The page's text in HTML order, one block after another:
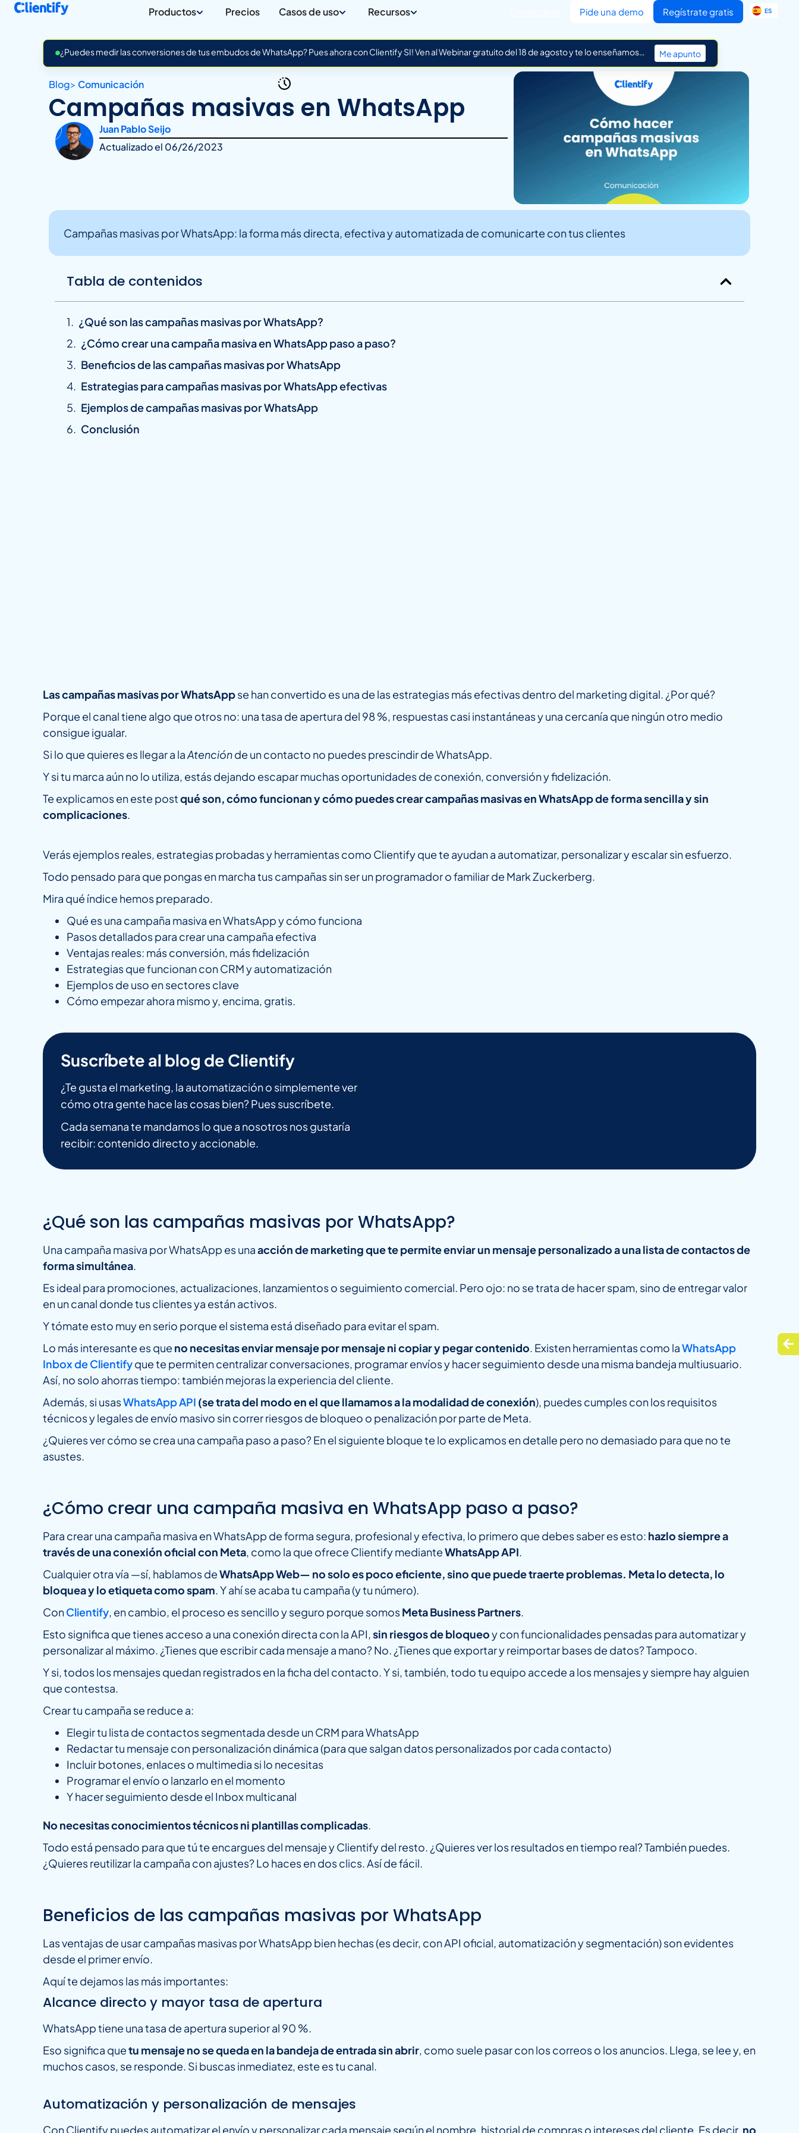
Productos Precios Casos de uso Recursos Pide una demo Regístrate gratis ES
IT
¿Puedes medir las conversiones de tus embudos de WhatsApp? Pues ahora con Clientify SI! Ven al Webinar gratuito del 18 de agosto y te lo enseñamos… Me apunto
Blog> Comunicación
Campañas masivas en WhatsApp
Juan Pablo Seijo
Actualizado el 06/26/2023
Campañas masivas por WhatsApp: la forma más directa, efectiva y automatizada de comunicarte con tus clientes
Tabla de contenidos
¿Qué son las campañas masivas por WhatsApp?
¿Cómo crear una campaña masiva en WhatsApp paso a paso?
Beneficios de las campañas masivas por WhatsApp
Estrategias para campañas masivas por WhatsApp efectivas
Ejemplos de campañas masivas por WhatsApp
Conclusión
Las campañas masivas por WhatsAppse han convertido es una de las estrategias más efectivas dentro del marketing digital. ¿Por qué?
Porque el canal tiene algo que otros no: una tasa de apertura del 98 %, respuestas casi instantáneas y una cercanía que ningún otro medio
consigue igualar.
Si lo que quieres es llegar a laAtenciónde un contacto no puedes prescindir de WhatsApp.
Y si tu marca aún no lo utiliza, estás dejando escapar muchas oportunidades de conexión, conversión y fidelización.
Te explicamos en este postqué son, cómo funcionan y cómo puedes crear campañas masivas en WhatsApp de forma sencilla y sin
complicaciones.
Verás ejemplos reales, estrategias probadas y herramientas como Clientify que te ayudan a automatizar, personalizar y escalar sin esfuerzo.
Todo pensado para que pongas en marcha tus campañas sin ser un programador o familiar de Mark Zuckerberg.
Mira qué índice hemos preparado.
Qué es una campaña masiva en WhatsApp y cómo funciona
Pasos detallados para crear una campaña efectiva
Ventajas reales: más conversión, más fidelización
Estrategias que funcionan con CRM y automatización
Ejemplos de uso en sectores clave
Cómo empezar ahora mismo y, encima, gratis.
Suscríbete al blog de Clientify
¿Te gusta el marketing, la automatización o simplemente ver
cómo otra gente hace las cosas bien? Pues suscríbete.
Cada semana te mandamos lo que a nosotros nos gustaría
recibir: contenido directo y accionable.
¿Qué son las campañas masivas por WhatsApp?
Una campaña masiva por WhatsApp es unaacción de marketing que te permite enviar un mensaje personalizado a una lista de contactos de
forma simultánea.
Es ideal para promociones, actualizaciones, lanzamientos o seguimiento comercial. Pero ojo: no se trata de hacer spam, sino de entregar valor
en un canal donde tus clientes ya están activos.
Y tómate esto muy en serio porque el sistema está diseñado para evitar el spam.
Lo más interesante es que no necesitas enviar mensaje por mensaje ni copiar y pegar contenido. Existen herramientas como laWhatsApp
Inbox de Clientifyque te permiten centralizar conversaciones, programar envíos y hacer seguimiento desde una misma bandeja multiusuario.
Así, no solo ahorras tiempo: también mejoras la experiencia del cliente.
Además, si usasWhatsApp API (se trata del modo en el que llamamos a la modalidad de conexión), puedes cumples con los requisitos
técnicos y legales de envío masivo sin correr riesgos de bloqueo o penalización por parte de Meta.
¿Quieres ver cómo se crea una campaña paso a paso? En el siguiente bloque te lo explicamos en detalle pero no demasiado para que no te
asustes.
¿Cómo crear una campaña masiva en WhatsApp paso a paso?
Para crear una campaña masiva en WhatsApp de forma segura, profesional y efectiva, lo primero que debes saber es esto: hazlo siempre a
través de una conexión oficial con Meta, como la que ofrece Clientify medianteWhatsApp API.
Cualquier otra vía —sí, hablamos deWhatsApp Web— no solo es poco eficiente, sino que puede traerte problemas. Meta lo detecta, lo
bloquea y lo etiqueta como spam. Y ahí se acaba tu campaña (y tu número).
ConClientify, en cambio, el proceso es sencillo y seguro porque somosMeta Business Partners.
Esto significa que tienes acceso a una conexión directa con la API,sin riesgos de bloqueoy con funcionalidades pensadas para automatizar y
personalizar al máximo. ¿Tienes que escribir cada mensaje a mano? No. ¿Tienes que exportar y reimportar bases de datos? Tampoco.
Y si, todos los mensajes quedan registrados en la ficha del contacto. Y si, también, todo tu equipo accede a los mensajes y siempre hay alguien
que contestsa.
Crear tu campaña se reduce a:
Elegir tu lista de contactos segmentada desde un CRM para WhatsApp
Redactar tu mensaje con personalización dinámica (para que salgan datos personalizados por cada contacto)
Incluir botones, enlaces o multimedia si lo necesitas
Programar el envío o lanzarlo en el momento
Y hacer seguimiento desde el Inbox multicanal
No necesitas conocimientos técnicos ni plantillas complicadas.
Todo está pensado para que tú te encargues del mensaje y Clientify del resto. ¿Quieres ver los resultados en tiempo real? También puedes.
¿Quieres reutilizar la campaña con ajustes? Lo haces en dos clics. Así de fácil.
Beneficios de las campañas masivas por WhatsApp
Las ventajas de usar campañas masivas por WhatsApp bien hechas (es decir, con API oficial, automatización y segmentación) son evidentes
desde el primer envío.
Aquí te dejamos las más importantes:
Alcance directo y mayor tasa de apertura
WhatsApp tiene una tasa de apertura superior al 90 %.
Eso significa quetu mensaje no se queda en la bandeja de entrada sin abrir, como suele pasar con los correos o los anuncios. Llega, se lee y, en
muchos casos, se responde. Si buscas inmediatez, este es tu canal.
Automatización y personalización de mensajes
Con Clientify puedes automatizar el envío y personalizar cada mensaje según el nombre, historial de compras o intereses del cliente. Es decir, no